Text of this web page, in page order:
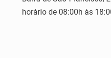
horário de 08:00h às